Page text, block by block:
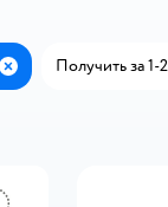
ЗакрытьПолучить за 1-